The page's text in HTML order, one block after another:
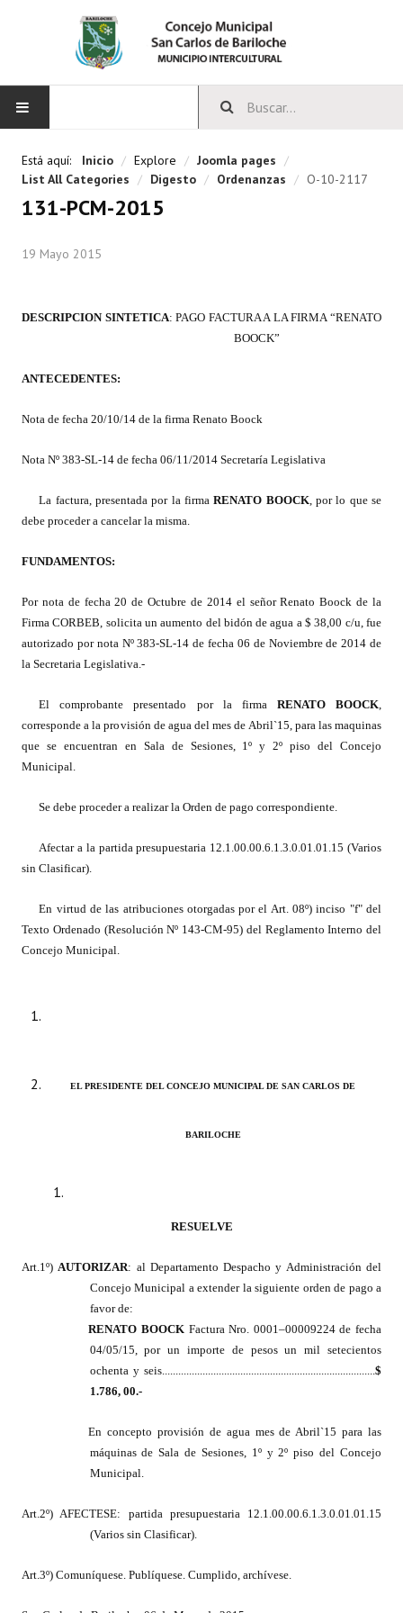
Comisiones Permanentes
Concejales Mandato Cumplido
Programas
LEGISLACIÓN
Constitución Nacional
Digesto
DOCUMENTOS
Informes de Gestión
Proyectos Presentados
Dictámenes Asesoría Letrada
Actas de Sesión
Informes de Unidad Coordinadora
Ejecución Presupuestaria
Antiguos Pobladores
Noticias Destacadas
Registros y Distinciones
Datos Históricos
Audiencias Públicas - Registro
Mujeres que Dejaron Huellas - Registro
Periodistas Decanos - Registro
Está aquí: Inicio / Explore / Joomla pages /
List All Categories / Digesto / Ordenanzas / O-10-2117
131-PCM-2015
19 Mayo 2015
DESCRIPCION SINTETICA: PAGO FACTURA A LA FIRMA “RENATO
BOOCK”
ANTECEDENTES:
Nota de fecha 20/10/14 de la firma Renato Boock
Nota Nº 383-SL-14 de fecha 06/11/2014 Secretaría Legislativa
La factura, presentada por la firmaRENATO BOOCK, por lo que se
debe proceder a cancelar la misma.
FUNDAMENTOS:
Por nota de fecha 20 de Octubre de 2014 el señor Renato Boock de la
Firma CORBEB, solicita un aumento del bidón de agua a $ 38,00 c/u, fue
autorizado por nota Nº 383-SL-14 de fecha 06 de Noviembre de 2014 de
la Secretaria Legislativa.-
El comprobante presentado por la firma RENATO BOOCK,
corresponde a la provisión de agua del mes de Abril`15, para las maquinas
que se encuentran en Sala de Sesiones, 1º y 2º piso del Concejo
Municipal.
Se debe proceder a realizar la Orden de pago correspondiente.
Afectar a la partida presupuestaria 12.1.00.00.6.1.3.0.01.01.15 (Varios
sin Clasificar).
En virtud de las atribuciones otorgadas por el Art. 08º) inciso "f" del
Texto Ordenado (Resolución Nº 143-CM-95) del Reglamento Interno del
Concejo Municipal.
EL PRESIDENTE DEL CONCEJO MUNICIPAL DE SAN CARLOS DE
BARILOCHE
RESUELVE
Art.1º)AUTORIZAR: al Departamento Despacho y Administración del
Concejo Municipal a extender la siguiente orden de pago a
favor de:
RENATO BOOCK Factura Nro. 0001–00009224 de fecha
04/05/15, por un importe de pesos un mil setecientos
ochenta y seis...............................................................................$
1.786, 00.-
En concepto provisión de agua mes de Abril`15 para las
máquinas de Sala de Sesiones, 1º y 2º piso del Concejo
Municipal.
Art.2º) AFECTESE: partida presupuestaria 12.1.00.00.6.1.3.0.01.01.15
(Varios sin Clasificar).
Art.3º) Comuníquese. Publíquese. Cumplido, archívese.